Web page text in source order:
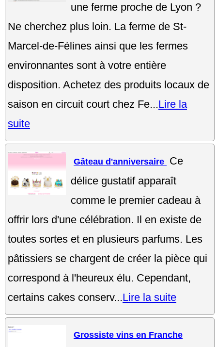
une ferme proche de Lyon ?
Ne cherchez plus loin. La ferme de St-
Marcel-de-Félines ainsi que les fermes
environnantes sont à votre entière
disposition. Achetez des produits locaux de
saison en circuit court chez Fe...Lire la
suite
Gâteau d'anniversaire Ce
délice gustatif apparaît
comme le premier cadeau à
offrir lors d'une célébration. Il en existe de
toutes sortes et en plusieurs parfums. Les
pâtissiers se chargent de créer la pièce qui
correspond à l'heureux élu. Cependant,
certains cakes conserv...Lire la suite
Grossiste vins en Franche